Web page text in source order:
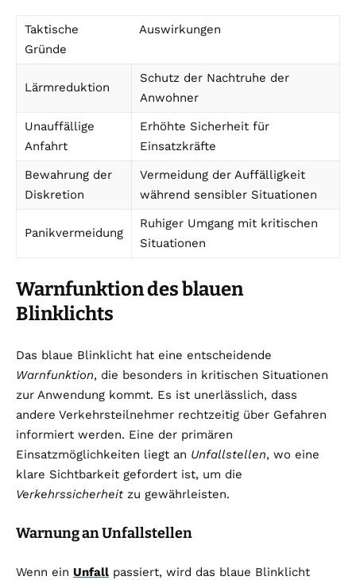
Taktische
Gründe
Auswirkungen
Lärmreduktion
Schutz der Nachtruhe der
Anwohner
Unauffällige
Anfahrt
Erhöhte Sicherheit für
Einsatzkräfte
Bewahrung der
Diskretion
Vermeidung der Auffälligkeit
während sensibler Situationen
Panikvermeidung
Ruhiger Umgang mit kritischen
Situationen
Warnfunktion des blauen
Blinklichts
Das blaue Blinklicht hat eine entscheidende
Warnfunktion, die besonders in kritischen Situationen
zur Anwendung kommt. Es ist unerlässlich, dass
andere Verkehrsteilnehmer rechtzeitig über Gefahren
informiert werden. Eine der primären
Einsatzmöglichkeiten liegt an Unfallstellen, wo eine
klare Sichtbarkeit gefordert ist, um die
Verkehrssicherheit zu gewährleisten.
Warnung an Unfallstellen
Wenn ein Unfall passiert, wird das blaue Blinklicht